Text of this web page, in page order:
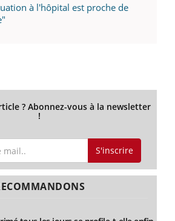
à l'hôpital est proche de
? Abonnez-vous à la newsletter
!
S'inscrire